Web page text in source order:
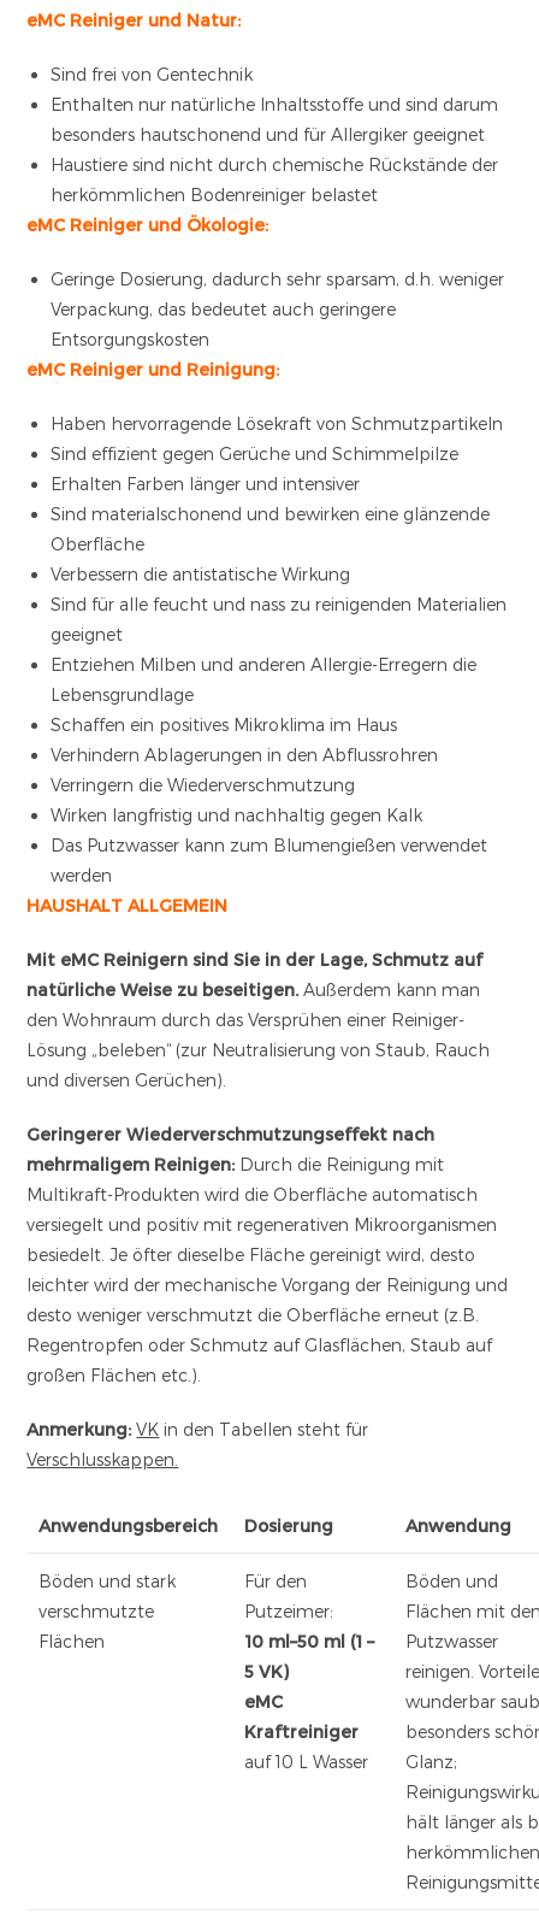
eMC Reiniger und Natur:
Sind frei von Gentechnik
Enthalten nur natürliche Inhaltsstoffe und sind darum
besonders hautschonend und für Allergiker geeignet
Haustiere sind nicht durch chemische Rückstände der
herkömmlichen Bodenreiniger belastet
eMC Reiniger und Ökologie:
Geringe Dosierung, dadurch sehr sparsam, d.h. weniger
Verpackung, das bedeutet auch geringere
Entsorgungskosten
eMC Reiniger und Reinigung:
Haben hervorragende Lösekraft von Schmutzpartikeln
Sind effizient gegen Gerüche und Schimmelpilze
Erhalten Farben länger und intensiver
Sind materialschonend und bewirken eine glänzende
Oberfläche
Verbessern die antistatische Wirkung
Sind für alle feucht und nass zu reinigenden Materialien
geeignet
Entziehen Milben und anderen Allergie-Erregern die
Lebensgrundlage
Schaffen ein positives Mikroklima im Haus
Verhindern Ablagerungen in den Abflussrohren
Verringern die Wiederverschmutzung
Wirken langfristig und nachhaltig gegen Kalk
Das Putzwasser kann zum Blumengießen verwendet
werden
HAUSHALT ALLGEMEIN
Mit eMC Reinigern sind Sie in der Lage, Schmutz auf
natürliche Weise zu beseitigen. Außerdem kann man
den Wohnraum durch das Versprühen einer Reiniger-
Lösung „beleben“ (zur Neutralisierung von Staub, Rauch
und diversen Gerüchen).
Geringerer Wiederverschmutzungseffekt nach
mehrmaligem Reinigen: Durch die Reinigung mit
Multikraft-Produkten wird die Oberfläche automatisch
versiegelt und positiv mit regenerativen Mikroorganismen
besiedelt. Je öfter dieselbe Fläche gereinigt wird, desto
leichter wird der mechanische Vorgang der Reinigung und
desto weniger verschmutzt die Oberfläche erneut (z.B.
Regentropfen oder Schmutz auf Glasflächen, Staub auf
großen Flächen etc.).
Anmerkung:VK in den Tabellen steht für
Verschlusskappen.
Anwendungsbereich Dosierung Anwendung
Böden und stark
verschmutzte
Flächen
Für den
Putzeimer:
10 ml–50 ml (1 –
5 VK)
eMC
Kraftreiniger
auf 10 L Wasser
Böden und
Flächen mit
Putzwasser
reinigen.
wunderbar
besonders
Glanz;
hält länger als